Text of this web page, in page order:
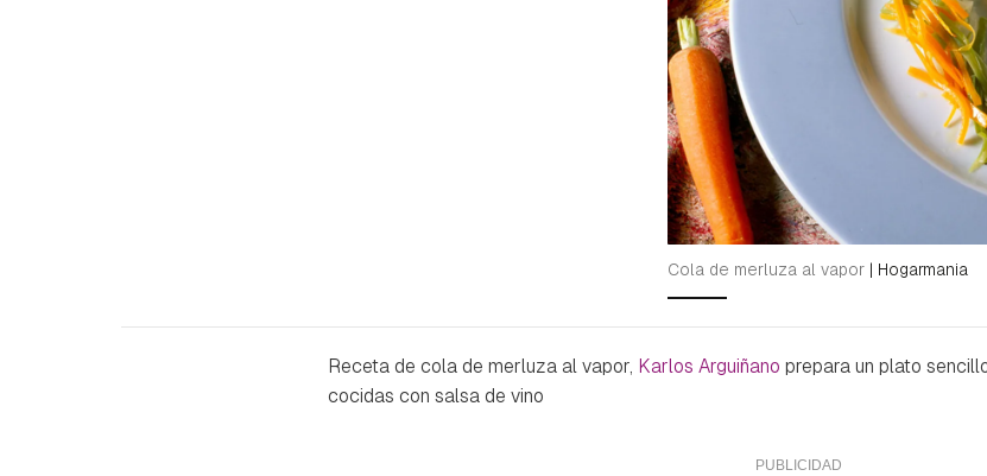
Cola de merluza al vapor | Hogarmania
Receta de cola de merluza al vapor, Karlos Arguiñano prepara un plato
cocidas con salsa de vino